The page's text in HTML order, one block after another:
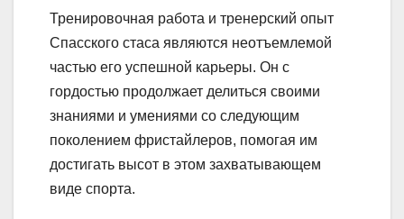
Тренировочная работа и тренерский опыт
Спасского стаса являются неотъемлемой
частью его успешной карьеры. Он с
гордостью продолжает делиться своими
знаниями и умениями со следующим
поколением фристайлеров, помогая им
достигать высот в этом захватывающем
виде спорта.